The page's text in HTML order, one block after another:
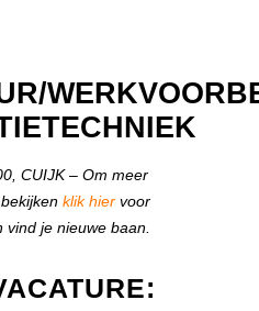
CUIJK – Om meer
klik hier voor
je nieuwe baan.